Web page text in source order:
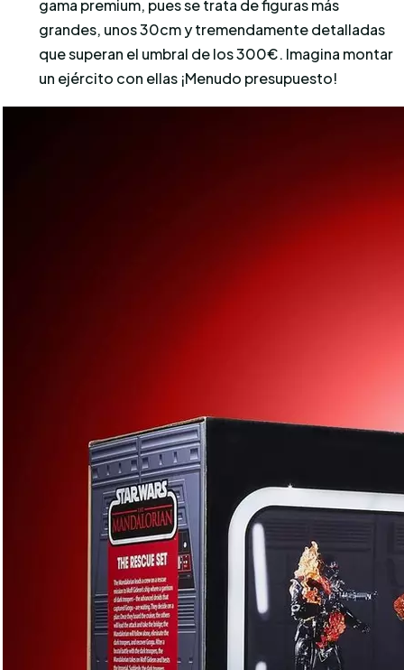
gama premium, pues se trata de figuras más
grandes, unos 30cm y tremendamente detalladas
que superan el umbral de los 300€. Imagina montar
un ejército con ellas ¡Menudo presupuesto!